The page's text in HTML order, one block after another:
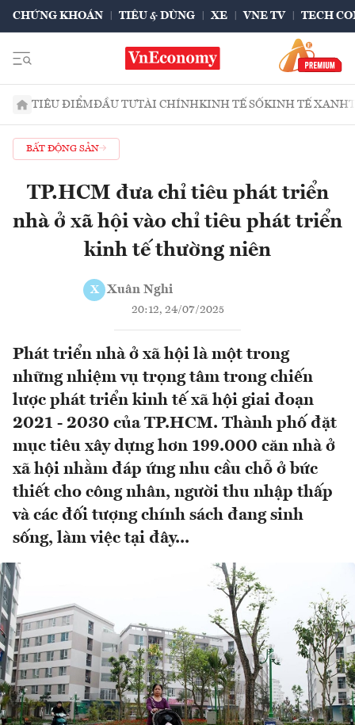
CHỨNG KHOÁN TIÊU & DÙNG XE VNE TV TECH
TIÊU ĐIỂMĐẦU TƯTÀI CHÍNHKINH TẾ SỐKINH TẾ XANH
BẤT ĐỘNG SẢN
TP.HCM đưa chỉ tiêu phát triển
nhà ở xã hội vào chỉ tiêu phát triển
kinh tế thường niên
X Xuân Nghi
20:12, 24/07/2025
Phát triển nhà ở xã hội là một trong
những nhiệm vụ trọng tâm trong chiến
lược phát triển kinh tế xã hội giai đoạn
2021 - 2030 của TP.HCM. Thành phố đặt
mục tiêu xây dựng hơn 199.000 căn nhà ở
xã hội nhằm đáp ứng nhu cầu chỗ ở bức
thiết cho công nhân, người thu nhập thấp
và các đối tượng chính sách đang sinh
sống, làm việc tại đây...